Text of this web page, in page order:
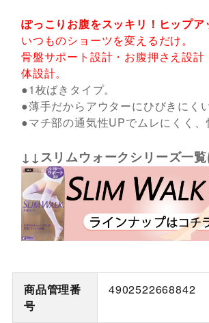
ぽっこりお腹をスッキリ！ヒップア
いつものショーツを変えるだけ。
骨盤サポート設計・お腹押さえ設計
体設計。
●1枚ばきタイプ。
●薄手だからアウターにひびきにくい
●マチ部の通気性UPでムレにくく、
↓↓スリムウォークシリーズ一
商品管理番
号
4902522668842